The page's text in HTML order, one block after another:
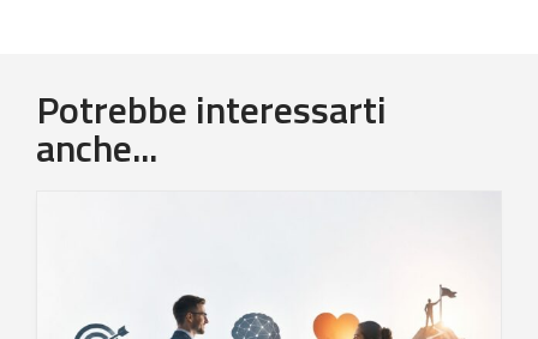
Potrebbe interessarti
anche...